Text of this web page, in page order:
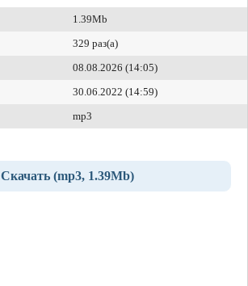
1.39Mb
329 раз(а)
08.08.2026 (14:05)
30.06.2022 (14:59)
mp3
Скачать (mp3, 1.39Mb)